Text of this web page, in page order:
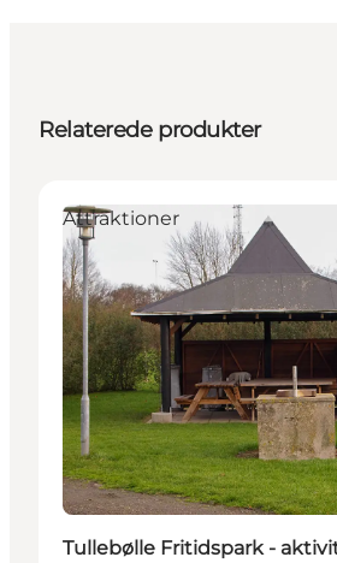
Relaterede produkter
Attraktioner
Tullebølle Fritidspark -